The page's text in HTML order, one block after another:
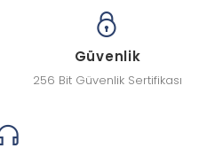
Güvenlik
256 Bit Güvenlik Sertifikası